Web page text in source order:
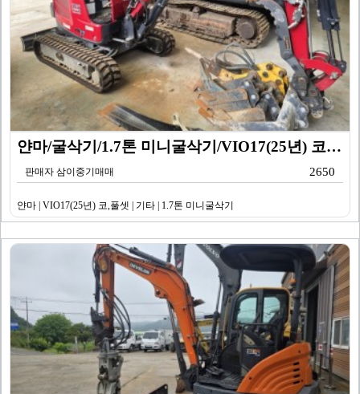
얀마/굴삭기/1.7톤 미니굴삭기/VIO17(25년) 코…
판매자 삼이중기매매 2650
얀마 | VIO17(25년) 코,풀셋 | 기타 | 1.7톤 미니굴삭기